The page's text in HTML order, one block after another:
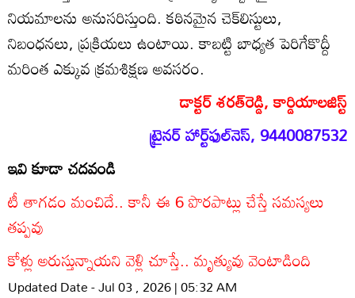
నియమాలను అనుసరిస్తుంది. కఠినమైన చెక్‌లిస్టులు,
నిబంధనలు, ప్రక్రియలు ఉంటాయి. కాబట్టి బాధ్యత పెరిగేకొద్దీ
మరింత ఎక్కువ క్రమశిక్షణ అవసరం.
డాక్టర్‌ శరత్‌రెడ్డి, కార్డియాలజిస్ట్‌
ట్రైనర్‌ హార్ట్‌ఫుల్‌నెస్‌, 9440087532
ఇవి కూడా చదవండి
టీ తాగడం మంచిదే.. కానీ ఈ 6 పొరపాట్లు చేస్తే సమస్యలు
తప్పవు
కోళ్లు అరుస్తున్నాయని వెళ్లి చూస్తే.. మృత్యువు వెంటాడింది
Updated Date - Jul 03 , 2026 | 05:32 AM